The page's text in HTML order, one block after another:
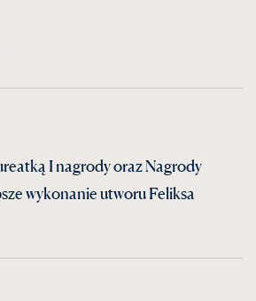
I nagrody oraz Nagrody
wykonanie utworu Feliksa